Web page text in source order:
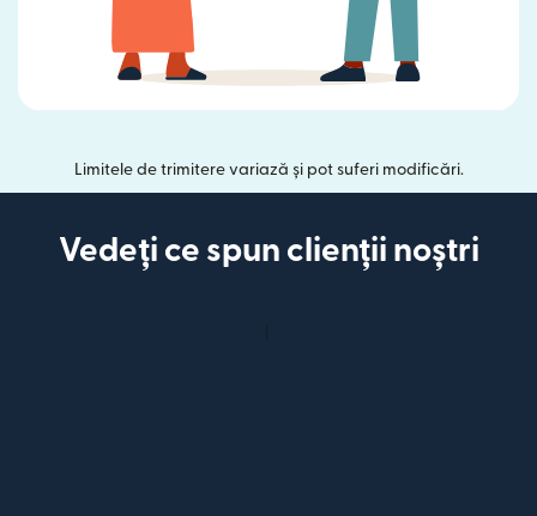
Limitele de trimitere variază și pot suferi modificări.
Vedeți ce spun clienții noștri